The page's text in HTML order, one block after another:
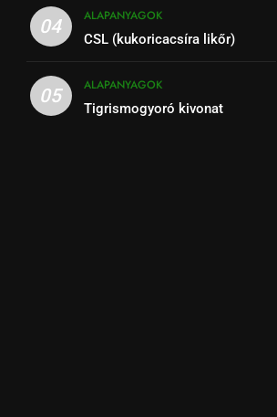
04
ALAPANYAGOK
CSL (kukoricacsíra likőr)
05
ALAPANYAGOK
Tigrismogyoró kivonat